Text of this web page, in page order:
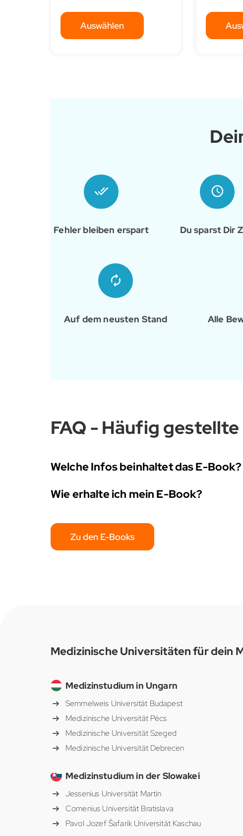
Auswählen
Fehler bleiben erspart Du sparst Dir
Auf dem neusten Stand Alle
FAQ - Häufig gestellte
Welche Infos beinhaltet das E-Book?
Wie erhalte ich mein E-Book?
Zu den E-Books
Medizinische Universitäten für dein
Medizinstudium in Ungarn
Semmelweis Universität Budapest
Medizinische Universität Pécs
Medizinische Universität Szeged
Medizinische Universität Debrecen
Medizinstudium in der Slowakei
Jessenius Universität Martin
Comenius Universität Bratislava
Pavol Jozef Šafarik Universität Kaschau